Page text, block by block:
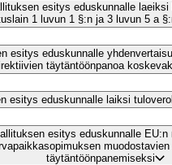
esitys eduskunnalle
1 luvun 1 §:n ja 3 luvun 5 a
esitys eduskunnalle
täytäntöönpanoa
esitys eduskunnalle laiksi
esitys eduskunnalle EU:n
täytäntöönpanemiseksi